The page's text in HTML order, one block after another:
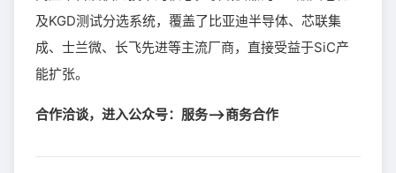
及KGD测试分选系统，覆盖了比亚迪半导体、芯联集
成、士兰微、长飞先进等主流厂商，直接受益于SiC产
能扩张。
合作洽谈，进入公众号：服务—>商务合作